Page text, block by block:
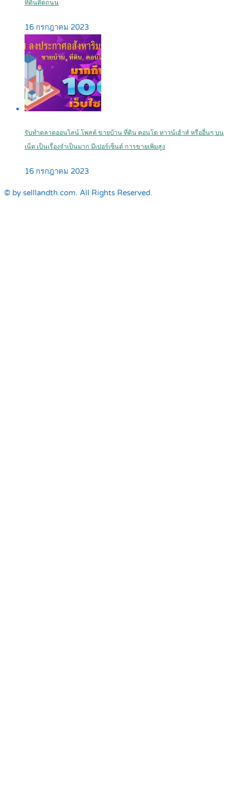
ที่ดินติดถนน
16 กรกฎาคม 2023
รับทำตลาดออนไลน์ โพสต์ ขายบ้าน ที่ดิน คอนโด ทาวน์เฮ้าส์ หรืออื่นๆ บน
เน็ต เป็นเรื่องจำเป็นมาก มีเปอร์เซ็นต์ การขายเพิ่มสูง
16 กรกฎาคม 2023
© by selllandth.com. All Rights Reserved.